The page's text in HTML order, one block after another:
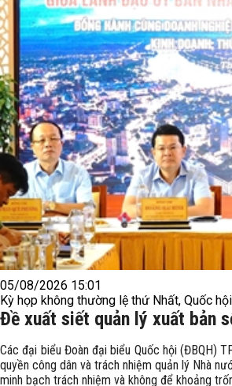
05/08/2026 15:01
Kỳ họp không thường lệ thứ Nhất, Quốc
Đề xuất siết quản lý xuất bản
Các đại biểu Đoàn đại biểu Quốc hội (ĐBQH)
quyền công dân và trách nhiệm quản lý Nhà
minh bạch trách nhiệm và không để khoảng